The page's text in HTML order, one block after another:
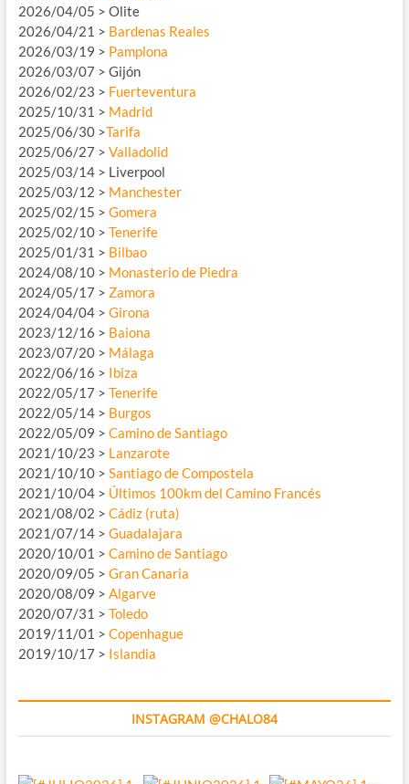
2026/04/05 > Olite
2026/04/21 > Bardenas Reales
2026/03/19 > Pamplona
2026/03/07 > Gijón
2026/02/23 > Fuerteventura
2025/10/31 > Madrid
2025/06/30 >Tarifa
2025/06/27 > Valladolid
2025/03/14 > Liverpool
2025/03/12 > Manchester
2025/02/15 > Gomera
2025/02/10 > Tenerife
2025/01/31 > Bilbao
2024/08/10 > Monasterio de Piedra
2024/05/17 > Zamora
2024/04/04 > Girona
2023/12/16 > Baiona
2023/07/20 > Málaga
2022/06/16 > Ibiza
2022/05/17 > Tenerife
2022/05/14 > Burgos
2022/05/09 > Camino de Santiago
2021/10/23 > Lanzarote
2021/10/10 > Santiago de Compostela
2021/10/04 > Últimos 100km del Camino Francés
2021/08/02 > Cádiz (ruta)
2021/07/14 > Guadalajara
2020/10/01 > Camino de Santiago
2020/09/05 > Gran Canaria
2020/08/09 > Algarve
2020/07/31 > Toledo
2019/11/01 > Copenhague
2019/10/17 > Islandia
INSTAGRAM @CHALO84